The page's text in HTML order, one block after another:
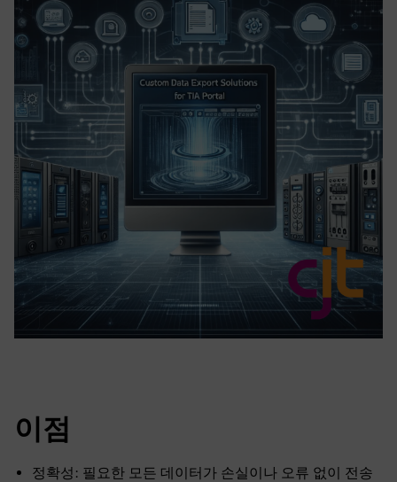
이점
정확성: 필요한 모든 데이터가 손실이나 오류 없이 전송